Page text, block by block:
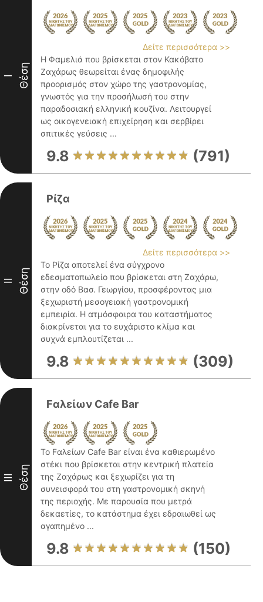
I Θέση
Δείτε περισσότερα >>
Η Φαμελιά που βρίσκεται στον Κακόβατο
Ζαχάρως θεωρείται ένας δημοφιλής
προορισμός στον χώρο της γαστρονομίας,
γνωστός για την προσήλωσή του στην
παραδοσιακή ελληνική κουζίνα. Λειτουργεί
ως οικογενειακή επιχείρηση και σερβίρει
σπιτικές γεύσεις ...
9.8 (791)
II Θέση
Ρίζα
Δείτε περισσότερα >>
Το Ρίζα αποτελεί ένα σύγχρονο
εδεσματοπωλείο που βρίσκεται στη Ζαχάρω,
στην οδό Βασ. Γεωργίου, προσφέροντας μια
ξεχωριστή μεσογειακή γαστρονομική
εμπειρία. Η ατμόσφαιρα του καταστήματος
διακρίνεται για το ευχάριστο κλίμα και
συχνά εμπλουτίζεται ...
9.8 (309)
III Θέση
Fαλείων Cafe Bar
Το Fαλείων Cafe Bar είναι ένα καθιερωμένο
στέκι που βρίσκεται στην κεντρική πλατεία
της Ζαχάρως και ξεχωρίζει για τη
συνεισφορά του στη γαστρονομική σκηνή
της περιοχής. Με παρουσία που μετρά
δεκαετίες, το κατάστημα έχει εδραιωθεί ως
αγαπημένο ...
9.8 (150)